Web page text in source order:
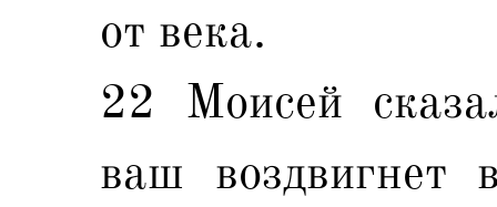
от века.
22 Моисей
ваш воздвигнет